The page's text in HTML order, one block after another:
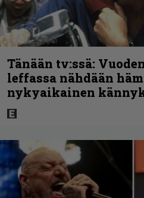
Tänään tv:ssä:
leffassa nähdään
nykyaikainen